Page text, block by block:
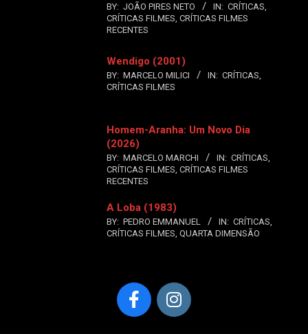
BY: JOÃO PIRES NETO IN: CRÍTICAS
CRÍTICAS FILMES CRÍTICAS FILMES
RECENTES
Wendigo (2001)
BY: MARCELO MILICI IN: CRÍTICAS
CRÍTICAS FILMES
Homem-Aranha: Um Novo Dia
(2026)
BY: MARCELO MARCHI IN: CRÍTICAS
CRÍTICAS FILMES CRÍTICAS FILMES
RECENTES
A Loba (1983)
BY: PEDRO EMMANUEL IN: CRÍTICAS
CRÍTICAS FILMES QUARTA DIMENSÃO